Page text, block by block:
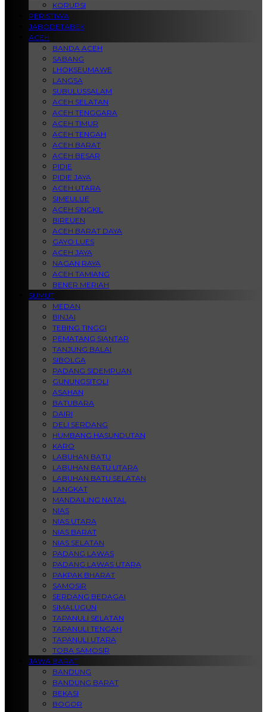
KORUPSI
PERISTIWA
JABODETABEK
ACEH
BANDA ACEH
SABANG
LHOKSEUMAWE
LANGSA
SUBULUSSALAM
ACEH SELATAN
ACEH TENGGARA
ACEH TIMUR
ACEH TENGAH
ACEH BARAT
ACEH BESAR
PIDIE
PIDIE JAYA
ACEH UTARA
SIMEULUE
ACEH SINGKIL
BIREUEN
ACEH BARAT DAYA
GAYO LUES
ACEH JAYA
NAGAN RAYA
ACEH TAMIANG
BENER MERIAH
SUMUT
MEDAN
BINJAI
TEBING TINGGI
PEMATANG SIANTAR
TANJUNG BALAI
SIBOLGA
PADANG SIDEMPUAN
GUNUNGSITOLI
ASAHAN
BATUBARA
DAIRI
DELI SERDANG
HUMBANG HASUNDUTAN
KARO
LABUHAN BATU
LABUHAN BATU UTARA
LABUHAN BATU SELATAN
LANGKAT
MANDAILING NATAL
NIAS
NIAS UTARA
NIAS BARAT
NIAS SELATAN
PADANG LAWAS
PADANG LAWAS UTARA
PAKPAK BHARAT
SAMOSIR
SERDANG BEDAGAI
SIMALUGUN
TAPANULI SELATAN
TAPANULI TENGAH
TAPANULI UTARA
TOBA SAMOSIR
JAWA BARAT
BANDUNG
BANDUNG BARAT
BEKASI
BOGOR